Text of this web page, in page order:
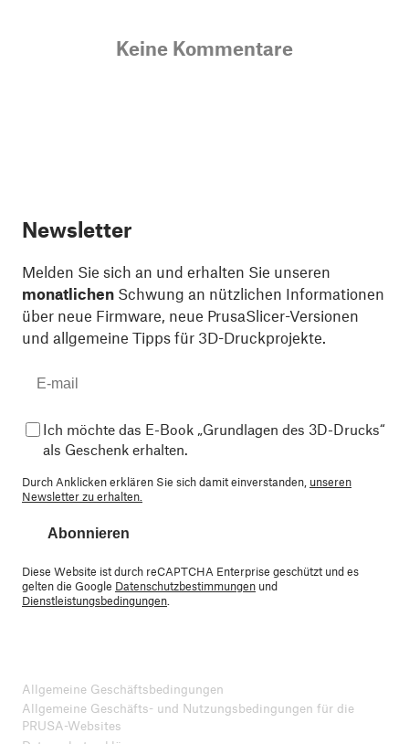
Keine Kommentare
Newsletter
Melden Sie sich an und erhalten Sie unseren
monatlichen Schwung an nützlichen Informationen
über neue Firmware, neue PrusaSlicer-Versionen
und allgemeine Tipps für 3D-Druckprojekte.
Ich möchte das E-Book „Grundlagen des 3D-Drucks“
als Geschenk erhalten.
Durch Anklicken erklären Sie sich damit einverstanden, unseren
Newsletter zu erhalten.
Abonnieren
Diese Website ist durch reCAPTCHA Enterprise geschützt und es
gelten die Google Datenschutzbestimmungen und
Dienstleistungsbedingungen
Allgemeine Geschäftsbedingungen
Allgemeine Geschäfts- und Nutzungsbedingungen für die
PRUSA-Websites